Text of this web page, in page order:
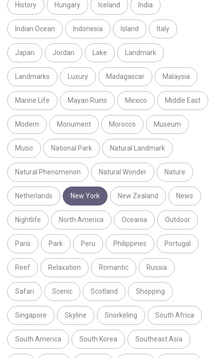
History Hungary Iceland India
Indian Ocean Indonesia Island Italy
Japan Jordan Lake Landmark
Landmarks Luxury Madagascar Malaysia
Marine Life Mayan Ruins Mexico Middle East
Modern Monument Morocco Museum
Music National Park Natural Landmark
Natural Phenomenon Natural Wonder Nature
Netherlands New York New Zealand News
Nightlife North America Oceania Outdoor
Paris Park Peru Philippines Portugal
Reef Relaxation Romantic Russia
Safari Scenic Scotland Shopping
Singapore Skyline Snorkeling South Africa
South America South Korea Southeast Asia